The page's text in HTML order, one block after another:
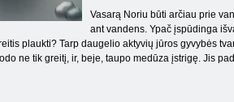
Vasarą Noriu būti arčiau prie
ant vandens. Ypač įspūdinga
plaukti? Tarp daugelio aktyvių jūros gyvybės
ne tik greitį, ir, beje, taupo medūza įstrigę. Jis